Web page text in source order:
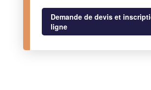
Demande de devis et
ligne